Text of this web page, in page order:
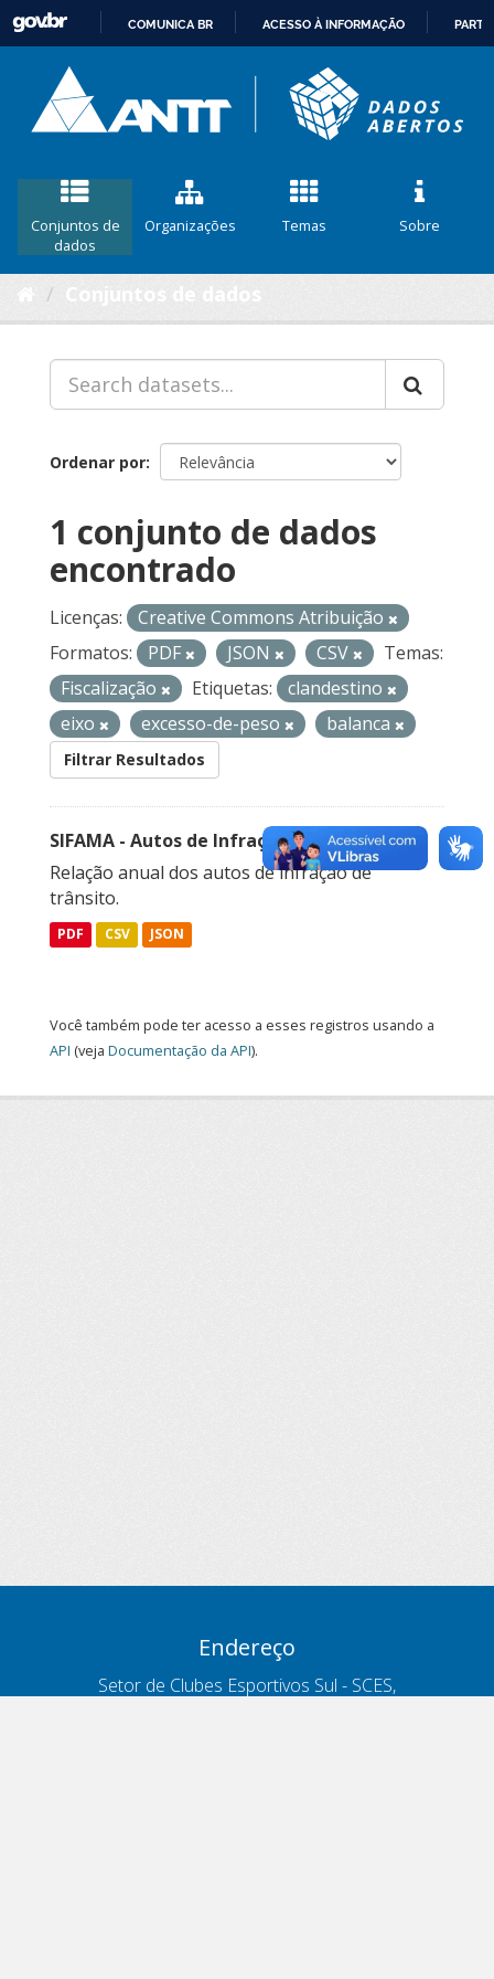
CONTEÚDO
COMUNICA BR ACESSO À INFORMAÇÃO
Conjuntos de
dados
Organizações Temas Sobre
Ordenar por
1 conjunto de dados
encontrado
Licenças:
Creative Commons Atribuição
Formatos:
PDF JSON CSV
Temas:
Fiscalização
Etiquetas:
clandestino
eixo
excesso-de-peso balanca
Filtrar Resultados
SIFAMA - Autos de Infração de Trânsito
Relação anual dos autos de infração de
trânsito.
PDF CSV JSON
Você também pode ter acesso a esses registros usando a
API (veja Documentação da API).
Endereço
Setor de Clubes Esportivos Sul - SCES,